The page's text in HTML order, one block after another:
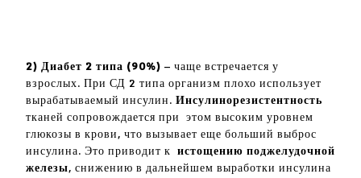
2) Диабет 2 типа (90%) – чаще встречается у
взрослых. При СД 2 типа организм плохо использует
вырабатываемый инсулин. Инсулинорезистентность
тканей сопровождается при этом высоким уровнем
глюкозы в крови, что вызывает еще больший выброс
инсулина. Это приводит к истощению поджелудочной
железы, снижению в дальнейшем выработки инсулина